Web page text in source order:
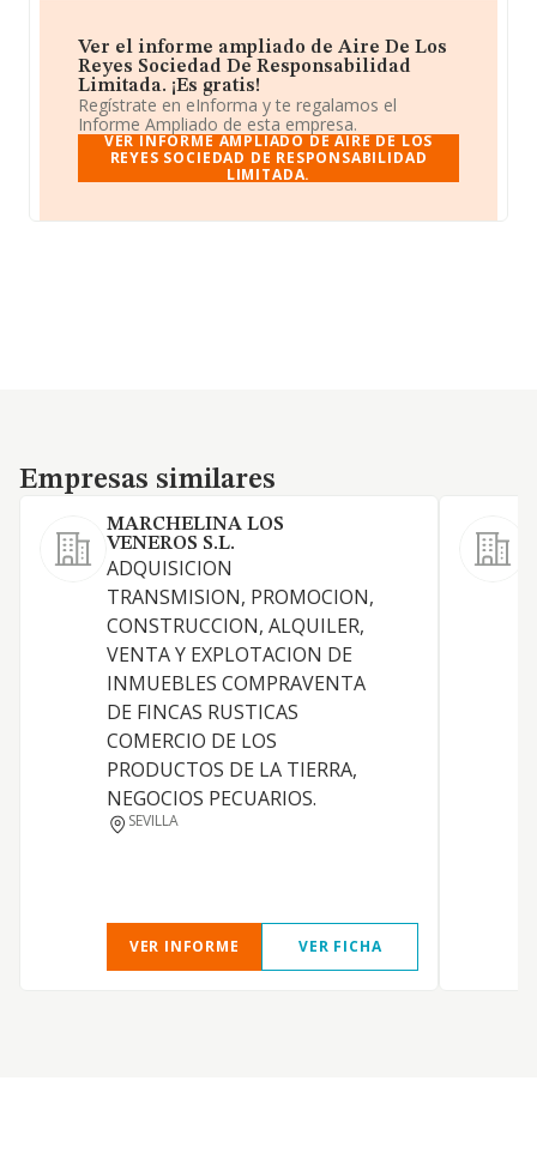
Ver el informe ampliado de Aire De Los
Reyes Sociedad De Responsabilidad
Limitada. ¡Es gratis!
Regístrate en eInforma y te regalamos el
Informe Ampliado de esta empresa.
VER INFORME AMPLIADO DE AIRE DE LOS
REYES SOCIEDAD DE RESPONSABILIDAD
LIMITADA.
Empresas similares
Empresas similares
MARCHELINA LOS
VENEROS S.L.
ADQUISICION
TRANSMISION, PROMOCION,
CONSTRUCCION, ALQUILER,
VENTA Y EXPLOTACION DE
INMUEBLES COMPRAVENTA
DE FINCAS RUSTICAS
COMERCIO DE LOS
PRODUCTOS DE LA TIERRA,
NEGOCIOS PECUARIOS.
SEVILLA
VER INFORME VER FICHA